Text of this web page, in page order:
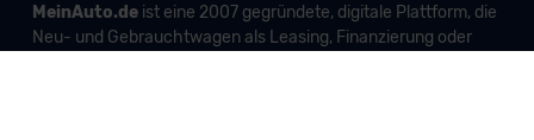
MeinAuto.deist eine 2007 gegründete, digitale Plattform, die
Neu- und Gebrauchtwagen als Leasing, Finanzierung oder